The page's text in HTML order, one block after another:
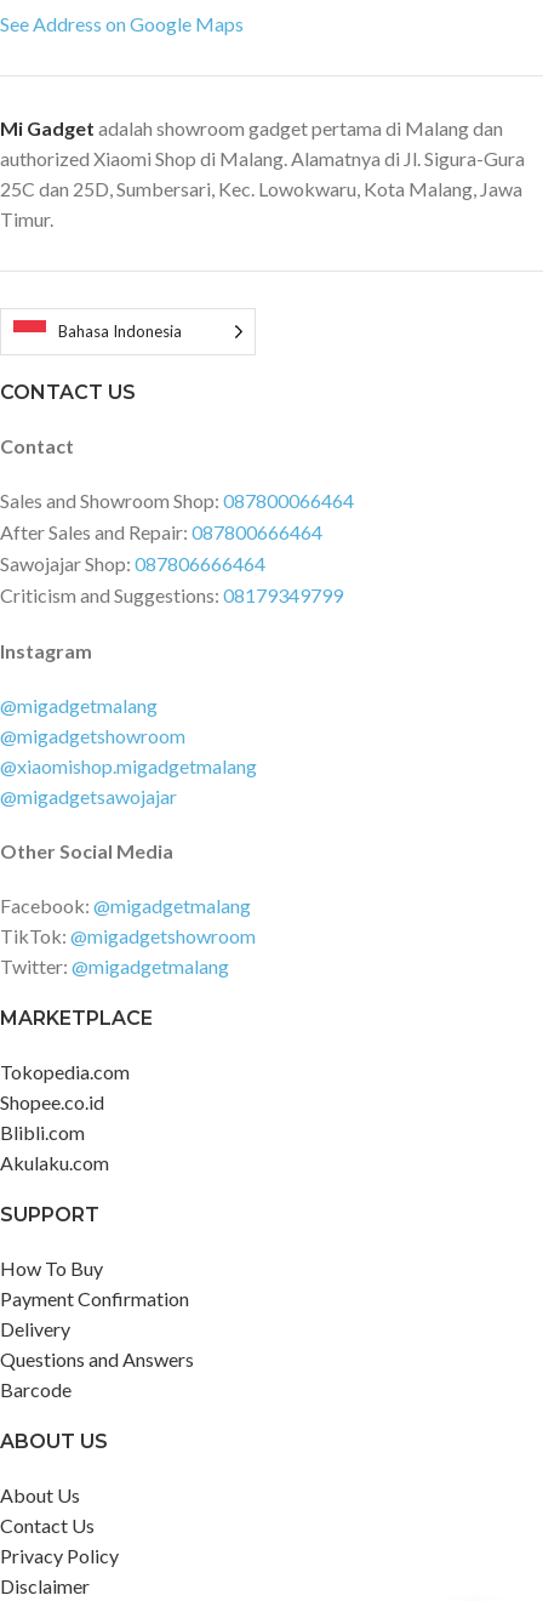
See Address on Google Maps
Mi Gadget adalah showroom gadget pertama di Malang dan
authorized Xiaomi Shop di Malang. Alamatnya di Jl. Sigura-Gura
25C dan 25D, Sumbersari, Kec. Lowokwaru, Kota Malang, Jawa
Timur.
Bahasa Indonesia
CONTACT US
Contact
Sales and Showroom Shop: 087800066464
After Sales and Repair: 087800666464
Sawojajar Shop: 087806666464
Criticism and Suggestions: 08179349799
Instagram
@migadgetmalang
@migadgetshowroom
@xiaomishop.migadgetmalang
@migadgetsawojajar
Other Social Media
Facebook: @migadgetmalang
TikTok: @migadgetshowroom
Twitter: @migadgetmalang
MARKETPLACE
Tokopedia.com
Shopee.co.id
Blibli.com
Akulaku.com
SUPPORT
How To Buy
Payment Confirmation
Delivery
Questions and Answers
Barcode
ABOUT US
About Us
Contact Us
Privacy Policy
Disclaimer